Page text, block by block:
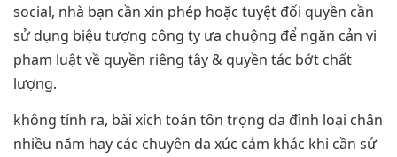
social, nhà bạn cần xin phép hoặc tuyệt đối quyền cần
sử dụng biệu tượng công ty ưa chuộng để ngăn cản vi
phạm luật về quyền riêng tây & quyền tác bớt chất
lượng.
không tính ra, bài xích toán tôn trọng da đình loại chân
nhiều năm hay các chuyên da xúc cảm khác khi cần sử